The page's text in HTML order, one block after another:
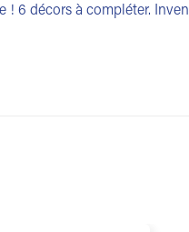
! 6 décors à compléter.